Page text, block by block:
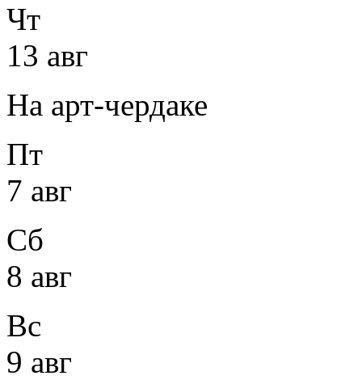
Чт
13 авг
На арт-чердаке
Пт
7 авг
Сб
8 авг
Вс
9 авг